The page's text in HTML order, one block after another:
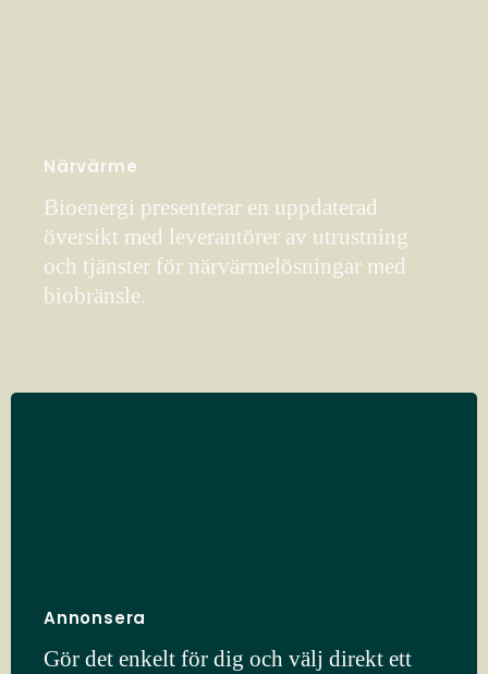
Närvärme
Bioenergi presenterar en uppdaterad
översikt med leverantörer av utrustning
och tjänster för närvärmelösningar med
biobränsle.
Annonsera
Gör det enkelt för dig och välj direkt ett